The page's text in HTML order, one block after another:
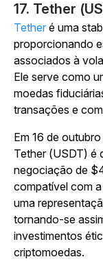
17. Tether
Tether é uma
proporcionando
associados à
Ele serve como
moedas
transações e
Em 16 de
Tether (USDT) é
negociação de
compatível com
uma
tornando-se
investimentos
criptomoedas.